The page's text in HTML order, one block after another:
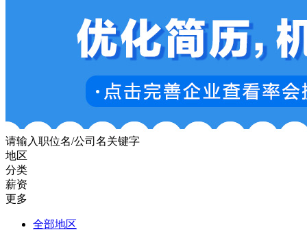
请输入职位名/公司名关键字
地区
分类
薪资
更多
全部地区